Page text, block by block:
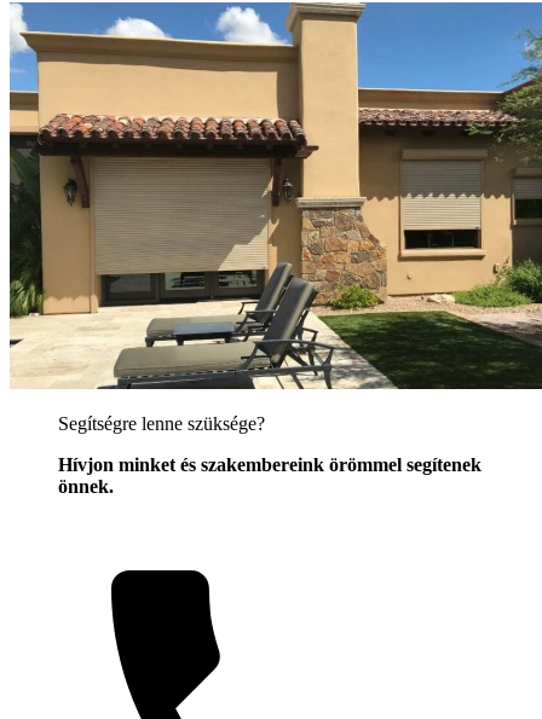
Segítségre lenne szüksége?
Hívjon minket és szakembereink örömmel segítenek
önnek.